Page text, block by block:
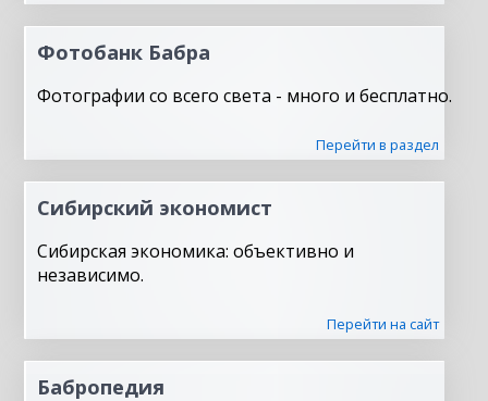
Фотобанк Бабра
Фотографии со всего света - много и бесплатно.
Перейти в раздел
Сибирский экономист
Сибирская экономика: объективно и
независимо.
Перейти на сайт
Бабропедия